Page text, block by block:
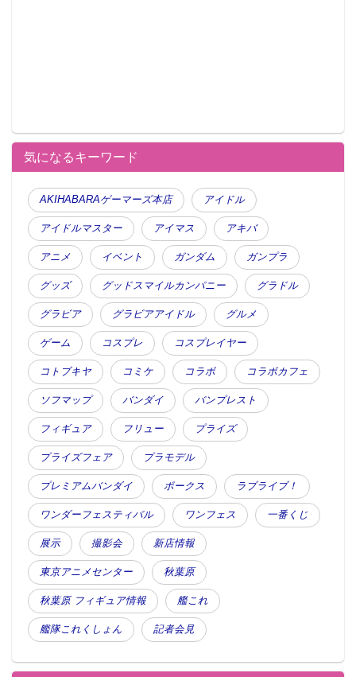
気になるキーワード
AKIHABARAゲーマーズ本店 アイドル
アイドルマスター アイマス アキバ
アニメ イベント ガンダム ガンプラ
グッズ グッドスマイルカンパニー グラドル
グラビア グラビアアイドル グルメ
ゲーム コスプレ コスプレイヤー
コトブキヤ コミケ コラボ コラボカフェ
ソフマップ バンダイ バンプレスト
フィギュア フリュー プライズ
プライズフェア プラモデル
プレミアムバンダイ ボークス ラブライブ！
ワンダーフェスティバル ワンフェス 一番くじ
展示 撮影会 新店情報
東京アニメセンター 秋葉原
秋葉原 フィギュア情報 艦これ
艦隊これくしょん 記者会見